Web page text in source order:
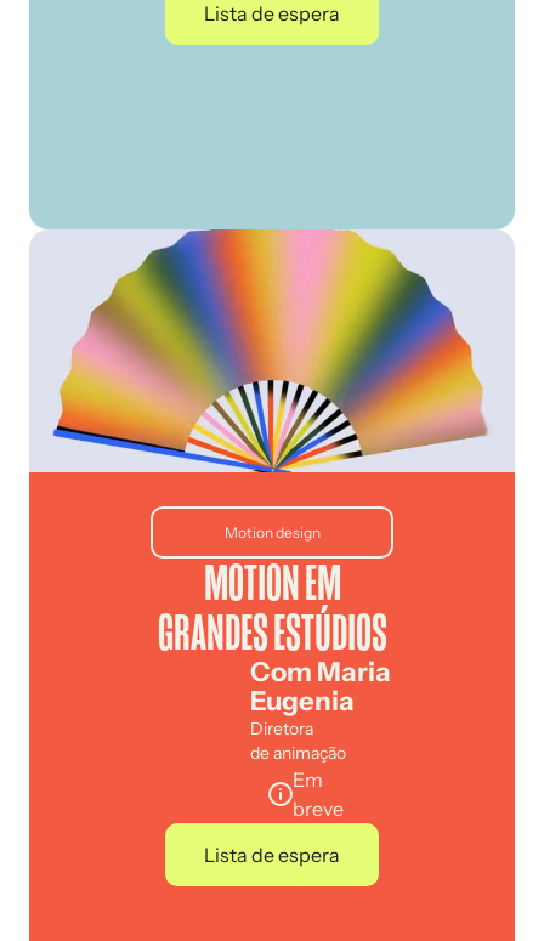
Lista de espera
Motion design
MOTION EM
GRANDES ESTÚDIOS
Com Maria
Eugenia
Diretora
de animação
Em
breve
Lista de espera